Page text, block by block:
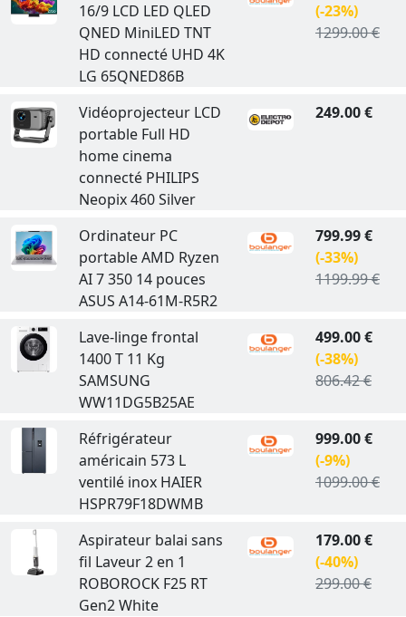
16/9 LCD LED QLED
QNED MiniLED TNT
HD connecté UHD 4K
LG 65QNED86B
(-23%)
1299.00 €
Vidéoprojecteur LCD
portable Full HD
home cinema
connecté PHILIPS
Neopix 460 Silver
249.00 €
Ordinateur PC
portable AMD Ryzen
AI 7 350 14 pouces
ASUS A14-61M-R5R2
799.99 €
(-33%)
1199.99 €
Lave-linge frontal
1400 T 11 Kg
SAMSUNG
WW11DG5B25AE
499.00 €
(-38%)
806.42 €
Réfrigérateur
américain 573 L
ventilé inox HAIER
HSPR79F18DWMB
999.00 €
(-9%)
1099.00 €
Aspirateur balai sans
fil Laveur 2 en 1
ROBOROCK F25 RT
Gen2 White
179.00 €
(-40%)
299.00 €